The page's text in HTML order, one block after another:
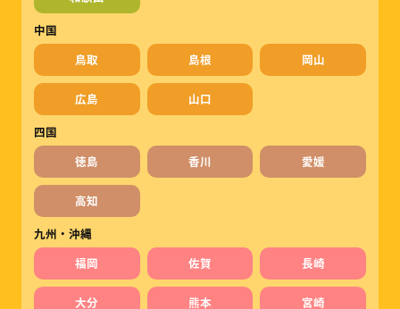
中国
鳥取
島根 岡山
広島
山口
四国
徳島
香川 愛媛
高知
九州・沖縄
福岡
佐賀 長崎
大分 熊本 宮崎